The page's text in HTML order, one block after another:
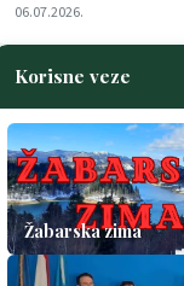
06.07.2026.
Korisne veze
Žabarska zima